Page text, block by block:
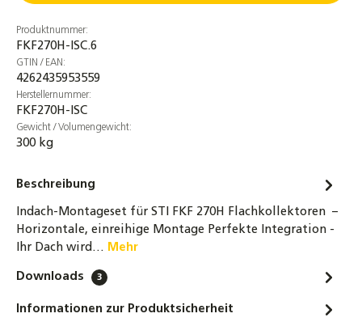
DN16 Wellrohr Verschraubung
Schnellverschraubung Schnellkupplung für
Solarleitungen
8,70 €
DN20 Wellrohr Verschraubung
Solarleitungen
12,40 €
STI Hochleistungs-Flachkollektor FKF 270
554,00 €
STI Hochleistungs-Flachkollektor FKF 270
Produktnummer:
FKF270H-ISC.6
GTIN / EAN:
4262435953559
Herstellernummer:
FKF270H-ISC
Gewicht / Volumengewicht:
300 kg
Beschreibung
Indach-Montageset für STI FKF 270H Flachkollektoren –
Horizontale, einreihige Montage Perfekte Integration -
Ihr Dach wird… Mehr
Downloads 3
Informationen zur Produktsicherheit